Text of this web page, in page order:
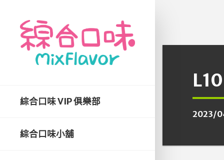
綜合口味 VIP 俱樂部
綜合口味小舖
2023/